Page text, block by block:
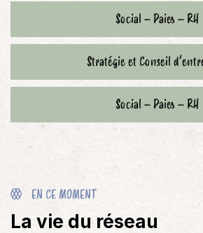
Social – Paies – RH
Stratégie et Conseil
Social – Paies – RH
EN CE MOMENT
La vie du réseau